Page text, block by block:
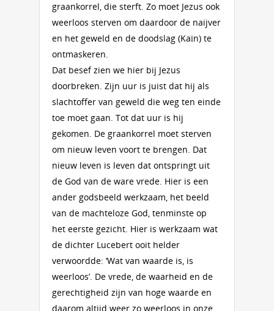
graankorrel, die sterft. Zo moet Jezus ook
weerloos sterven om daardoor de naijver
en het geweld en de doodslag (Kaïn) te
ontmaskeren.
Dat besef zien we hier bij Jezus
doorbreken. Zijn uur is juist dat hij als
slachtoffer van geweld die weg ten einde
toe moet gaan. Tot dat uur is hij
gekomen. De graankorrel moet sterven
om nieuw leven voort te brengen. Dat
nieuw leven is leven dat ontspringt uit
de God van de ware vrede. Hier is een
ander godsbeeld werkzaam, het beeld
van de machteloze God, tenminste op
het eerste gezicht. Hier is werkzaam wat
de dichter Lucebert ooit helder
verwoordde: ‘Wat van waarde is, is
weerloos’. De vrede, de waarheid en de
gerechtigheid zijn van hoge waarde en
daarom altijd weer zo weerloos in onze